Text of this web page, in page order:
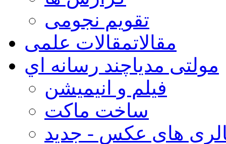
تقویم نجومی
مقالاتمقالات علمی
مولتی مدیاچند رسانه اي
فیلم و انیمیشن
ساخت ماکت
های عکس - جدید